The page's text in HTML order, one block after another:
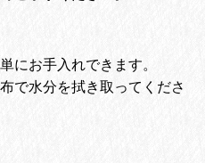
にお手入れできます。
で水分を拭き取ってくださ